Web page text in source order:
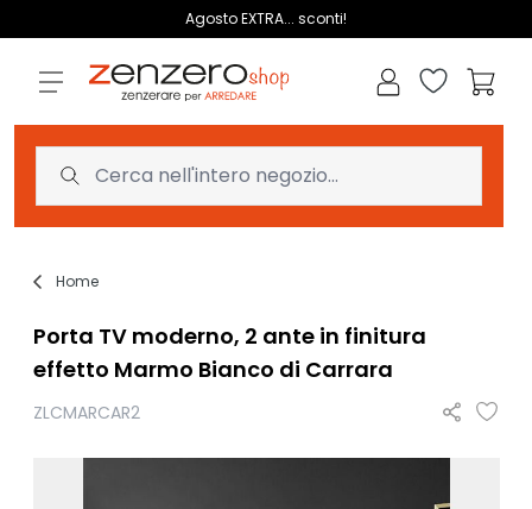
Agosto EXTRA... sconti!
Lista dei
Home
Porta TV moderno, 2 ante in finitura
effetto Marmo Bianco di Carrara
ZLCMARCAR2